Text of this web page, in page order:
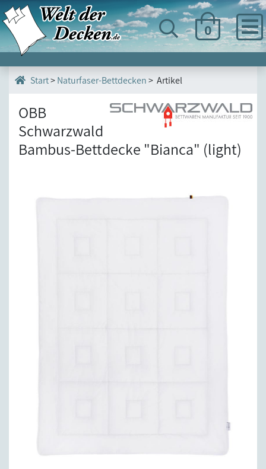
0
Start>Naturfaser-Bettdecken> Artikel
OBB
Schwarzwald
Bambus-Bettdecke "Bianca" (light)